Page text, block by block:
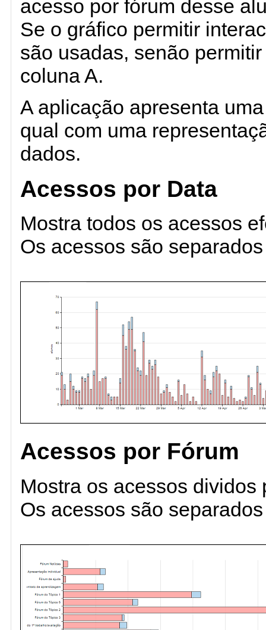
acesso por fórum desse
Se o gráfico permitir
são usadas, senão
coluna A.
A aplicação apresenta
qual com uma
dados.
Acessos por Data
Mostra todos os acessos
Os acessos são
Acessos por Fórum
Mostra os acessos dividos
Os acessos são